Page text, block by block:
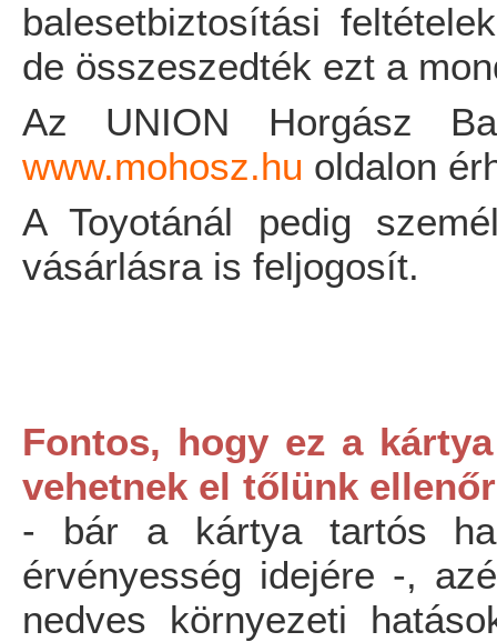
balesetbiztosítási
de összeszedték ezt a
Az UNION Horgász
www.mohosz.hu oldalon
A Toyotánál pedig
vásárlásra is feljogosít.
Fontos, hogy ez a
vehetnek el tőlünk
- bár a kártya tartós
érvényesség idejére -,
nedves környezeti